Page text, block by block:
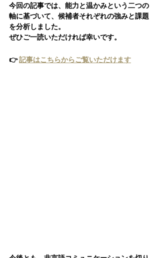
今回の記事では、能力と温かみという二つの
軸に基づいて、候補者それぞれの強みと課題
を分析しました。
ぜひご一読いただければ幸いです。
👉 記事はこちらからご覧いただけます